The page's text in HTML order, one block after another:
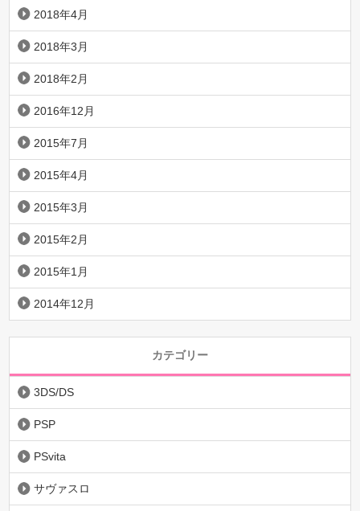
2018年4月
2018年3月
2018年2月
2016年12月
2015年7月
2015年4月
2015年3月
2015年2月
2015年1月
2014年12月
カテゴリー
3DS/DS
PSP
PSvita
サヴァスロ